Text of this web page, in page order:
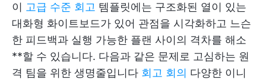
이 고급 수준 회고 템플릿에는 구조화된 열이 있는
대화형 화이트보드가 있어 관점을 시각화하고 느슨
한 피드백과 실행 가능한 플랜 사이의 격차를 해소
**할 수 있습니다. 다음과 같은 문제로 고심하는 원
격 팀을 위한 생명줄입니다 회고 회의 다양한 이니